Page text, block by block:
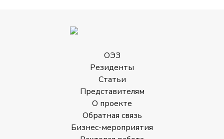
ОЭЗ
Резиденты
Статьи
Представителям
О проекте
Обратная связь
Бизнес-мероприятия